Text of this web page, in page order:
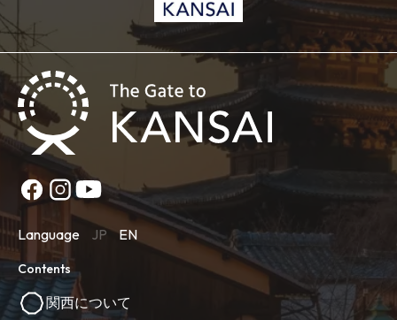
Language JP EN
Contents
関西について